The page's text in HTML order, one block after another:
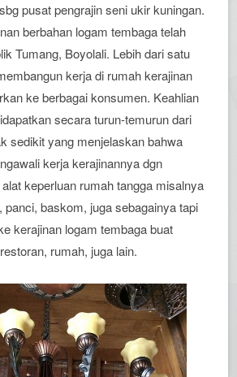
pusat pengrajin seni ukir kuningan.
berbahan logam tembaga telah
Tumang, Boyolali. Lebih dari satu
kerja di rumah kerajinan
ke berbagai konsumen. Keahlian
secara turun-temurun dari
sedikit yang menjelaskan bahwa
kerja kerajinannya dgn
keperluan rumah tangga misalnya
panci, baskom, juga sebagainya tapi
kerajinan logam tembaga buat
rumah, juga lain.